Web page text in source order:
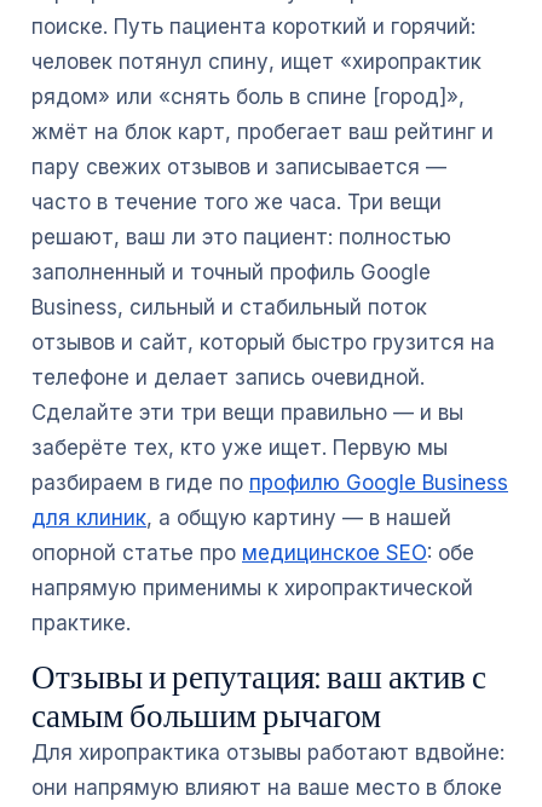
поиске. Путь пациента короткий и горячий:
человек потянул спину, ищет «хиропрактик
рядом» или «снять боль в спине [город]»,
жмёт на блок карт, пробегает ваш рейтинг и
пару свежих отзывов и записывается —
часто в течение того же часа. Три вещи
решают, ваш ли это пациент: полностью
заполненный и точный профиль Google
Business, сильный и стабильный поток
отзывов и сайт, который быстро грузится на
телефоне и делает запись очевидной.
Сделайте эти три вещи правильно — и вы
заберёте тех, кто уже ищет. Первую мы
разбираем в гиде по профилю Google Business
для клиник, а общую картину — в нашей
опорной статье про медицинское SEO: обе
напрямую применимы к хиропрактической
практике.
Отзывы и репутация: ваш актив с
самым большим рычагом
Для хиропрактика отзывы работают вдвойне:
они напрямую влияют на ваше место в блоке